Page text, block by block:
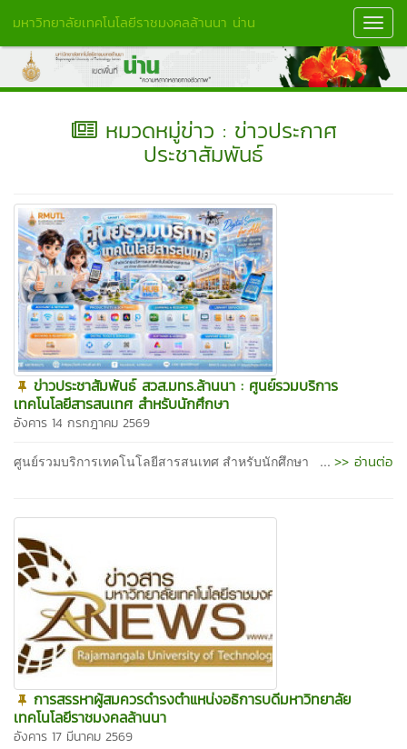
มหาวิทยาลัยเทคโนโลยีราชมงคลล้านนา น่าน
หมวดหมู่ข่าว : ข่าวประกาศ
ประชาสัมพันธ์
ข่าวประชาสัมพันธ์ สวส.มทร.ล้านนา : ศูนย์รวมบริการ
เทคโนโลยีสารสนเทศ สำหรับนักศึกษา
อังคาร 14 กรกฎาคม 2569
ศูนย์รวมบริการเทคโนโลยีสารสนเทศ สำหรับนักศึกษา ... >> อ่านต่อ
การสรรหาผู้สมควรดำรงตำแหน่งอธิการบดีมหาวิทยาลัย
เทคโนโลยีราชมงคลล้านนา
อังคาร 17 มีนาคม 2569